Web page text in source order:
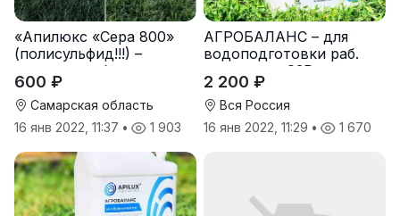
«Апилюкс «Сера 800»
(полисульфид!!!) –
жидкое удобрение с
высоким содержанием
доступной серы
600 ₽
Самарская область
16 янв 2022, 11:37 • 1 903
АГРОБАЛАНС – для
водоподготовки раб.
растворов СЗР
(определитель и
регулятор кислотности и
жесткости
2 200 ₽
Вся Россия
16 янв 2022, 11:29 • 1 670